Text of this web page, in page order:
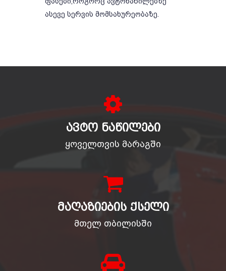
ასევე სერვის მომსახურეობაზე.
ᲐᲕᲢᲝ ᲜᲐᲬᲘᲚᲔᲑᲘ
ყოველთვის მარაგში
ᲛᲐᲦᲐᲖᲘᲔᲑᲘᲡ ᲥᲡᲔᲚᲘ
მთელ თბილისში